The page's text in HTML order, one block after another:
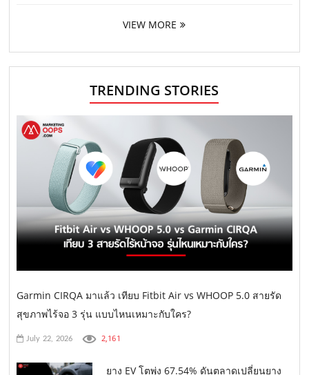
VIEW MORE
TRENDING STORIES
Garmin CIRQA มาแล้ว เทียบ Fitbit Air vs WHOOP 5.0 สายรัด
สุขภาพไร้จอ 3 รุ่น แบบไหนเหมาะกับใคร?
July 22, 2026 2,161
ยาง EV โตพุ่ง 67.54% ดันตลาดเปลี่ยนยาง